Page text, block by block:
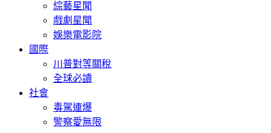
綜藝星聞
戲劇星聞
娛樂電影院
國際
川普對等關稅
全球必讀
社會
毒駕連爆
警察愛無限